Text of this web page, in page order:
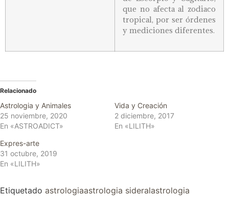
que no afecta al zodiaco
tropical, por ser órdenes
y mediciones diferentes.
Relacionado
Astrologia y Animales
25 noviembre, 2020
En «ASTROADICT»
Vida y Creación
2 diciembre, 2017
En «LILITH»
Expres-arte
31 octubre, 2019
En «LILITH»
Etiquetado astrologiaastrologia sideralastrologia